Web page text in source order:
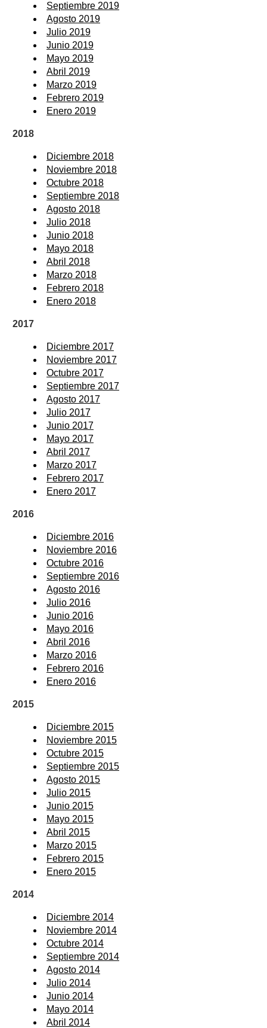
Septiembre 2019
Agosto 2019
Julio 2019
Junio 2019
Mayo 2019
Abril 2019
Marzo 2019
Febrero 2019
Enero 2019
2018
Diciembre 2018
Noviembre 2018
Octubre 2018
Septiembre 2018
Agosto 2018
Julio 2018
Junio 2018
Mayo 2018
Abril 2018
Marzo 2018
Febrero 2018
Enero 2018
2017
Diciembre 2017
Noviembre 2017
Octubre 2017
Septiembre 2017
Agosto 2017
Julio 2017
Junio 2017
Mayo 2017
Abril 2017
Marzo 2017
Febrero 2017
Enero 2017
2016
Diciembre 2016
Noviembre 2016
Octubre 2016
Septiembre 2016
Agosto 2016
Julio 2016
Junio 2016
Mayo 2016
Abril 2016
Marzo 2016
Febrero 2016
Enero 2016
2015
Diciembre 2015
Noviembre 2015
Octubre 2015
Septiembre 2015
Agosto 2015
Julio 2015
Junio 2015
Mayo 2015
Abril 2015
Marzo 2015
Febrero 2015
Enero 2015
2014
Diciembre 2014
Noviembre 2014
Octubre 2014
Septiembre 2014
Agosto 2014
Julio 2014
Junio 2014
Mayo 2014
Abril 2014